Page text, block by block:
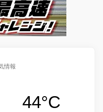
情報
44°C